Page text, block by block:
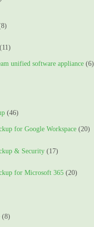
(11)
unified software appliance (6)
(46)
for Google Workspace (20)
& Security (17)
for Microsoft 365 (20)
(8)